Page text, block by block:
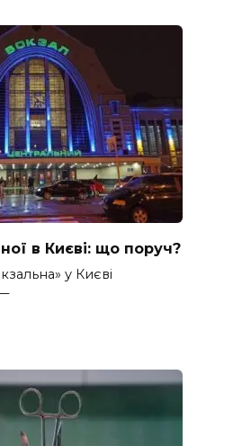
в Києві: що поруч?
у Києві